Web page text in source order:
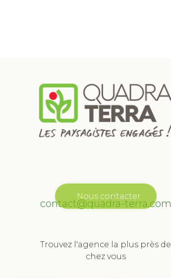
Nous contacter
contact@quadra-terra.com
Trouvez l'agence la plus près de
chez vous